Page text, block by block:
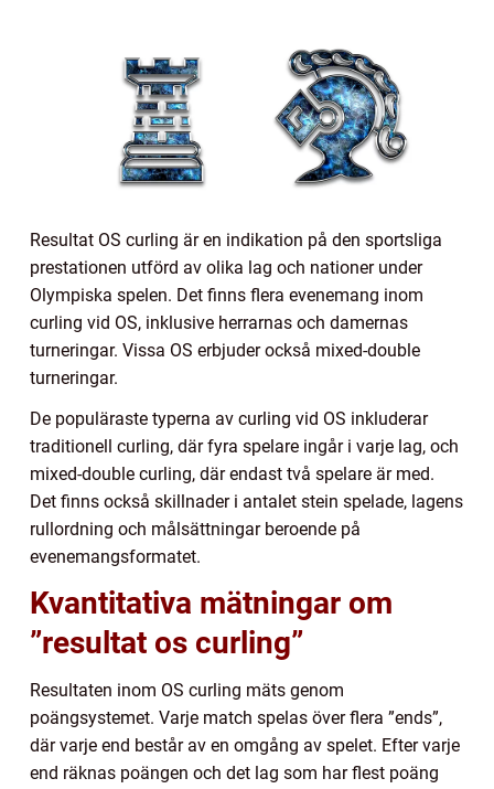
Resultat OS curling är en indikation på den sportsliga
prestationen utförd av olika lag och nationer under
Olympiska spelen. Det finns flera evenemang inom
curling vid OS, inklusive herrarnas och damernas
turneringar. Vissa OS erbjuder också mixed-double
turneringar.
De populäraste typerna av curling vid OS inkluderar
traditionell curling, där fyra spelare ingår i varje lag, och
mixed-double curling, där endast två spelare är med.
Det finns också skillnader i antalet stein spelade, lagens
rullordning och målsättningar beroende på
evenemangsformatet.
Kvantitativa mätningar om
”resultat os curling”
Resultaten inom OS curling mäts genom
poängsystemet. Varje match spelas över flera ”ends”,
där varje end består av en omgång av spelet. Efter varje
end räknas poängen och det lag som har flest poäng